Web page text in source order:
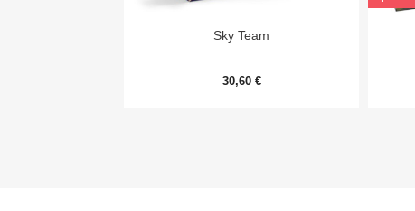
Aperçu rapide
Sky Team
30,60 €